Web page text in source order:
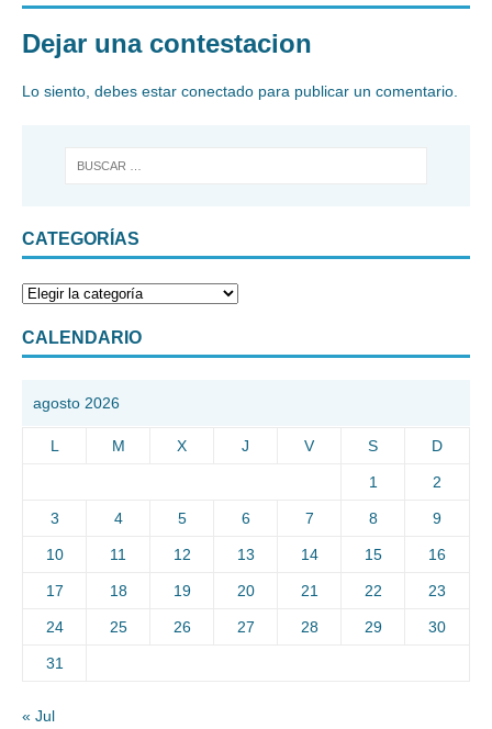
Dejar una contestacion
Lo siento, debes estar conectado para publicar un comentario.
CATEGORÍAS
CALENDARIO
agosto 2026
L M X J V S D
1 2
3 4 5 6 7 8 9
10 11 12 13 14 15 16
17 18 19 20 21 22 23
24 25 26 27 28 29 30
31
« Jul